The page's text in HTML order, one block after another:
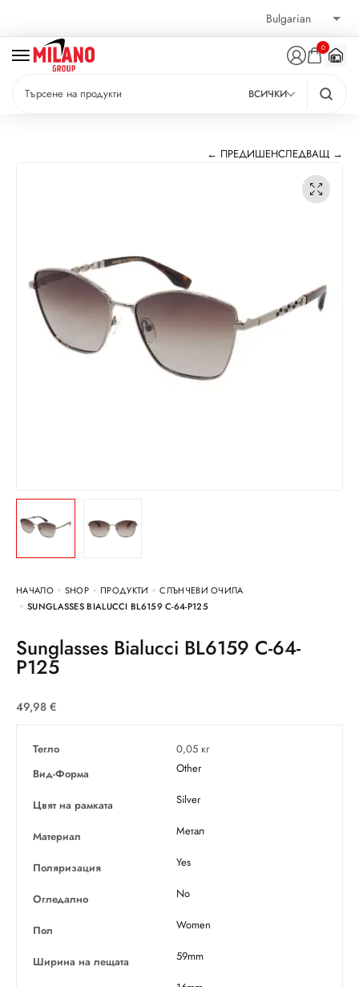
0
ВСИЧКИ
← ПРЕДИШЕНСЛЕДВАЩ →
НАЧАЛО SHOP ПРОДУКТИ
СЛЪНЧЕВИ ОЧИЛА
SUNGLASSES BIALUCCI BL6159 C-64-P125
Sunglasses Bialucci BL6159 C-64-
P125
49,98 €
Тегло
0,05 кг
Вид-Форма
Other
Цвят на рамката Silver
Материал Метал
Поляризация Yes
Огледално No
Пол Women
Ширина на лещата 59mm